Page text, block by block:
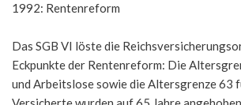
1992: Rentenreform
Das SGB VI löste die
Eckpunkte der Rentenreform: Die
und Arbeitslose sowie die Altersgrenze 63